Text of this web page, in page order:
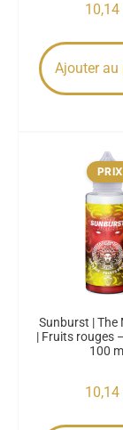
10,14
Ajouter au
Sunburst | The
| Fruits rouges
100 ml
10,14